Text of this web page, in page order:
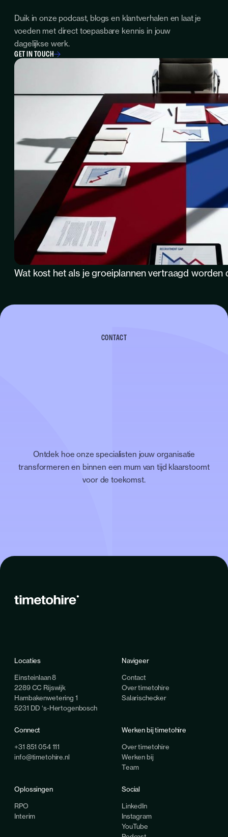
Duik in onze podcast, blogs en klantverhalen en laat je
voeden met direct toepasbare kennis in jouw
dagelijkse werk.
GET IN TOUCH
Wat kost het als je groeiplannen vertraagd worden
CONTACT
Ontdek hoe onze specialisten jouw organisatie
transformeren en binnen een mum van tijd klaarstoomt
voor de toekomst.
Locaties
Einsteinlaan 8
2289 CC Rijswijk
Hambakenwetering 1
5231 DD ‘s-Hertogenbosch
Navigeer
Contact
Over timetohire
Salarischecker
Connect
+31 851 054 111
info@timetohire.nl
Werken bij timetohire
Over timetohire
Werken bij
Team
Oplossingen
RPO
Interim
Social
LinkedIn
Instagram
YouTube